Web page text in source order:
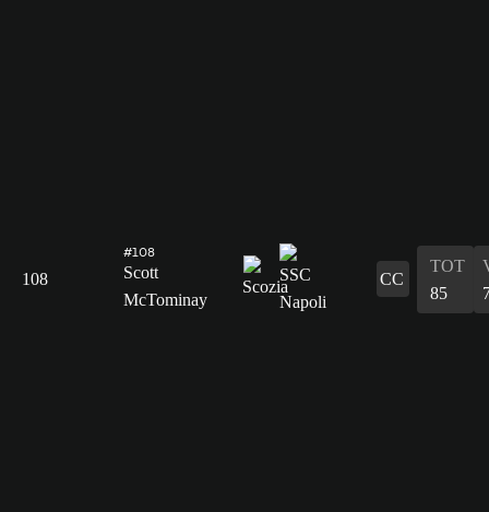
108
#108
Scott
McTominay
CC
TOT
85